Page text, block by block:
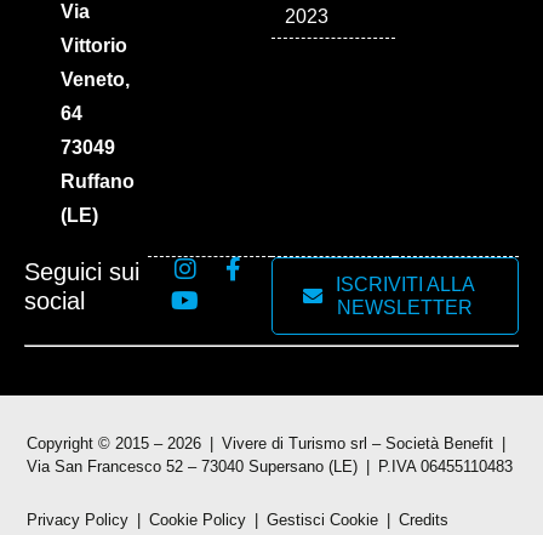
Via
Vittorio
Veneto,
64
73049
Ruffano
(LE)
2023
Seguici sui
social
ISCRIVITI ALLA
NEWSLETTER
Copyright © 2015 – 2026
Vivere di Turismo srl – Società Benefit
Via San Francesco 52 – 73040 Supersano (LE)
P.IVA 06455110483
Privacy Policy Cookie Policy Gestisci Cookie Credits